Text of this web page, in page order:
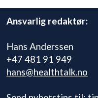
Ansvarlig redaktør:
Hans Anderssen
+47 481 91 949
hans@healthtalk.no